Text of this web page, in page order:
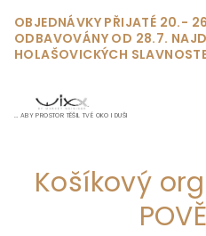
na
obsah
OBJEDNÁVKY PŘIJATÉ 20.-
ODBAVOVÁNY OD 28.7.
HOLAŠOVICKÝCH
… ABY PROSTOR TĚŠIL TVÉ OKO I DUŠI
Košíkový